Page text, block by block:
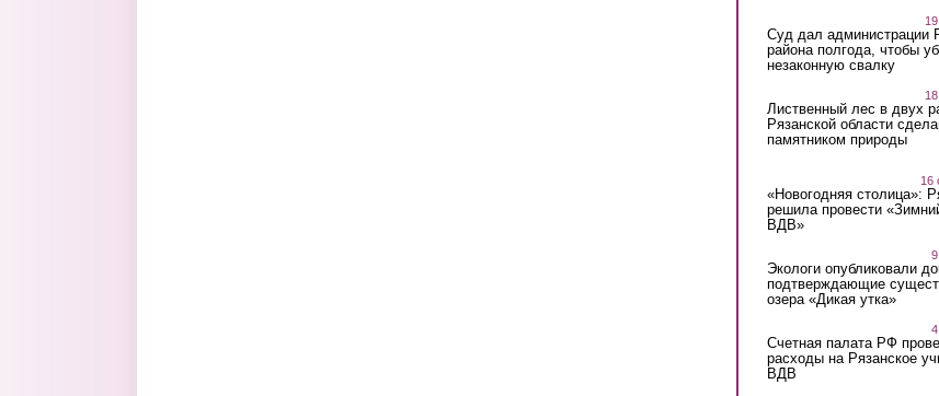
Суд дал администрации
района полгода, чтобы
незаконную свалку
Лиственный лес в двух
Рязанской области
памятником природы
16
«Новогодняя столица»:
решила провести
ВДВ»
Экологи опубликовали
подтверждающие
озера «Дикая утка»
Счетная палата РФ
расходы на Рязанское
ВДВ